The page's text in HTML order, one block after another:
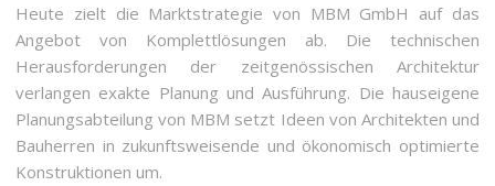
Heute zielt die Marktstrategie von MBM GmbH auf das
Angebot von Komplettlösungen ab. Die technischen
Herausforderungen der zeitgenössischen Architektur
verlangen exakte Planung und Ausführung. Die hauseigene
Planungsabteilung von MBM setzt Ideen von Architekten und
Bauherren in zukunftsweisende und ökonomisch optimierte
Konstruktionen um.